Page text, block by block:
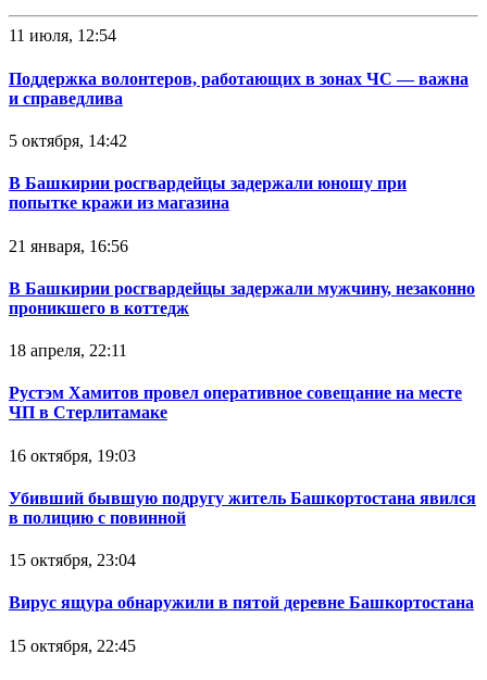
11 июля, 12:54
Поддержка волонтеров, работающих в зонах ЧС — важна
и справедлива
5 октября, 14:42
В Башкирии росгвардейцы задержали юношу при
попытке кражи из магазина
21 января, 16:56
В Башкирии росгвардейцы задержали мужчину, незаконно
проникшего в коттедж
18 апреля, 22:11
Рустэм Хамитов провел оперативное совещание на месте
ЧП в Стерлитамаке
16 октября, 19:03
Убивший бывшую подругу житель Башкортостана явился
в полицию с повинной
15 октября, 23:04
Вирус ящура обнаружили в пятой деревне Башкортостана
15 октября, 22:45